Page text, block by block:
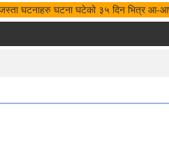
घटनाहरु घटना घटेको ३५ दिन भित्र आ-